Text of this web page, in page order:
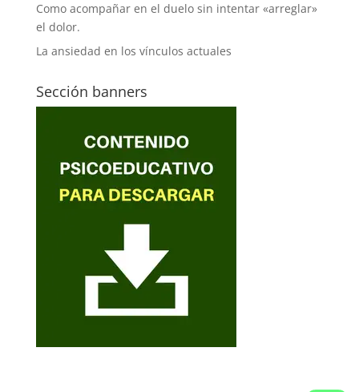
Como acompañar en el duelo sin intentar «arreglar»
el dolor.
La ansiedad en los vínculos actuales
Sección banners